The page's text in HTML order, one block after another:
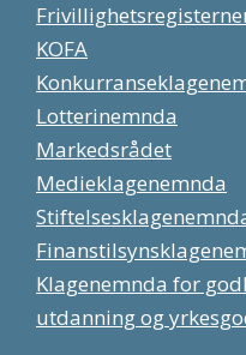
KOFA
Lotterinemnda
Markedsrådet
Medieklagenemnda
Klagenemnda for
utdanning og